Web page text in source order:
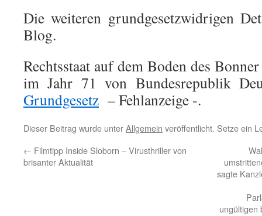
Die weiteren grundgesetzwidrigen
Blog.
Rechtsstaat auf dem Boden des
im Jahr 71 von Bundesrepublik
Grundgesetz – Fehlanzeige -.
Dieser Beitrag wurde unterAllgemein veröffentlicht. Setze ein
← Filmtipp Inside Sloborn – Virusthriller von
brisanter Aktualität
sagte
ungültigen